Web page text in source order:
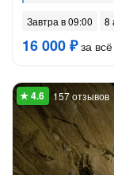
Завтра в 09:00 8
16 000 ₽за
157 отзывов